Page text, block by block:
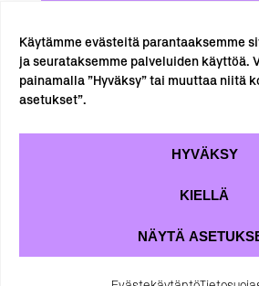
Käytämme evästeitä parantaaksemme
ja seurataksemme palveluiden käyttöä.
painamalla ”Hyväksy” tai muuttaa niitä
asetukset”.
HYVÄKSY
KIELLÄ
NÄYTÄ
Evästekäytäntö